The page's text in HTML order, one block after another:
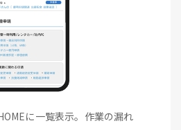
に一覧表示。作業の漏れ